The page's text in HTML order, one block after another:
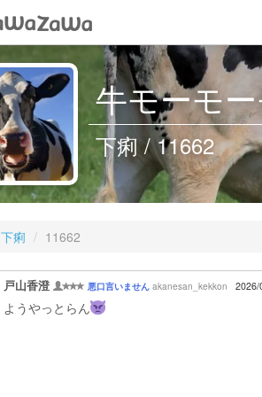
牛モーモ
下痢 / 11662
下痢 11662
戸山香澄 悪口言いません akanesan_kekkon
ようやっとらん